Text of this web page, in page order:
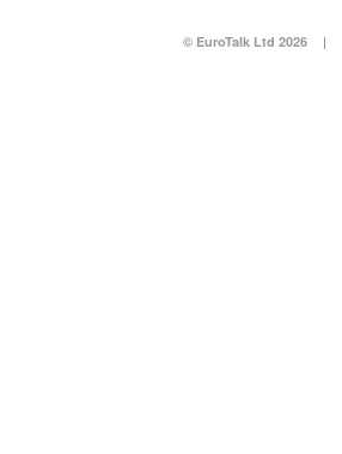
© EuroTalk Ltd 2026 |